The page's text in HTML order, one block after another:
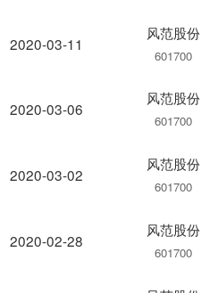
2020-03-11
2020-03-06
2020-03-02
2020-02-28
风范股份
601700
风范股份
601700
风范股份
601700
风范股份
601700